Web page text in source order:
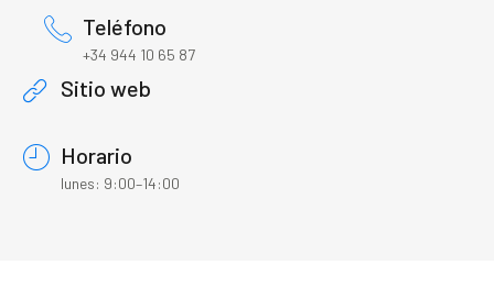
Teléfono
+34 944 10 65 87
Sitio web
Horario
lunes: 9:00–14:00